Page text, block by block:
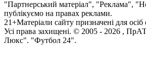
"Партнерський матеріал", "Реклама",
публікуємо на правах реклами.
21+Матеріали сайту призначені для
Усi права захищенi. © 2005 - 2026 , ПрАТ
Люкс". "Футбол 24".